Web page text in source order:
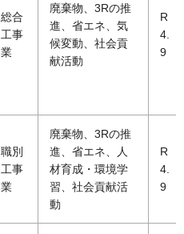
総合
工事
業
廃棄物、3Rの推
進、省エネ、気
候変動、社会貢
献活動
R
4.
9
職別
工事
業
廃棄物、3Rの推
進、省エネ、人
材育成・環境学
習、社会貢献活
動
R
4.
9